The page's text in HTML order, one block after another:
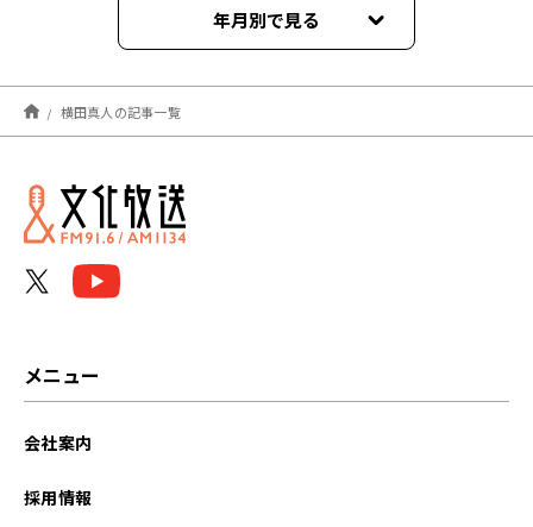
年月別で見る
2026年06月
2026年05月
2026年04月
横田真人の記事一覧
メニュー
会社案内
採用情報